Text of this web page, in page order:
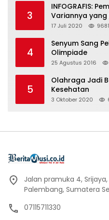
3
INFOGRAFIS:
Variannya yang
17 Juli 2020 9681
4
Senyum Sang
Olimpiade
25 Agustus 2016
5
Olahraga Jadi
Kesehatan
3 Oktober 2020
Jalan pramuka 4,
Palembang, Sumatera
07115711330